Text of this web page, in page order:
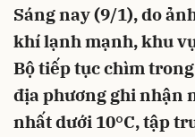
Sáng nay (9/1), do
khí lạnh mạnh, khu
Bộ tiếp tục chìm
địa phương ghi nhận
nhất dưới 10°C, tập